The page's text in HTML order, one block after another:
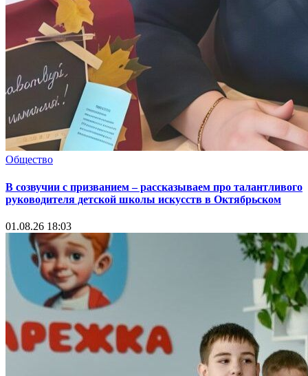
Общество
В созвучии с призванием – рассказываем про талантливого
руководителя детской школы искусств в Октябрьском
01.08.26 18:03